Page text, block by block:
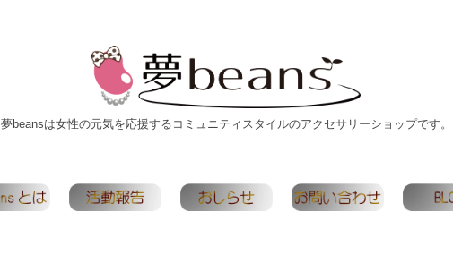
夢beansは女性の元気を応援するコミュニティスタイルのアクセサリーショップです。